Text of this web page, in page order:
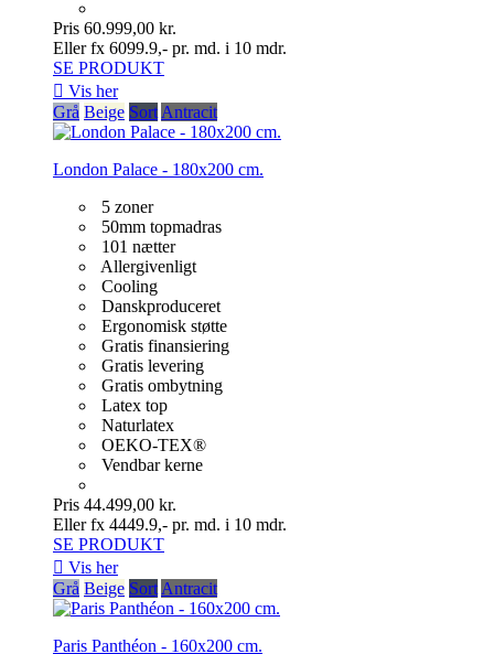
Pris 60.999,00 kr.
Eller fx 6099.9,- pr. md. i 10 mdr.
SE PRODUKT
 Vis her
Grå Beige Sort Antracit
London Palace - 180x200 cm.
5 zoner
50mm topmadras
101 nætter
Allergivenligt
Cooling
Danskproduceret
Ergonomisk støtte
Gratis finansiering
Gratis levering
Gratis ombytning
Latex top
Naturlatex
OEKO-TEX®
Vendbar kerne
Pris 44.499,00 kr.
Eller fx 4449.9,- pr. md. i 10 mdr.
SE PRODUKT
 Vis her
Grå Beige Sort Antracit
Paris Panthéon - 160x200 cm.